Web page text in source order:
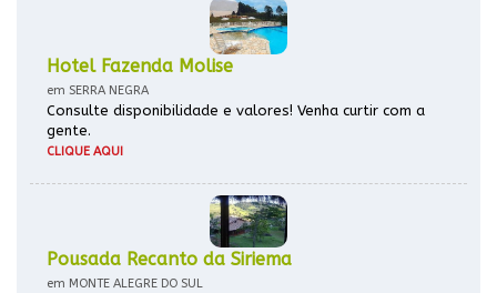
Hotel Fazenda Molise
em SERRA NEGRA
Consulte disponibilidade e valores! Venha curtir com a
gente.
CLIQUE AQUI
Pousada Recanto da Siriema
em MONTE ALEGRE DO SUL